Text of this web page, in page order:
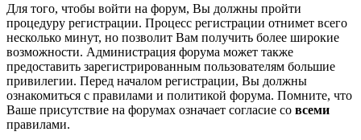
Для того, чтобы войти на форум, Вы должны пройти
процедуру регистрации. Процесс регистрации отнимет всего
несколько минут, но позволит Вам получить более широкие
возможности. Администрация форума может также
предоставить зарегистрированным пользователям большие
привилегии. Перед началом регистрации, Вы должны
ознакомиться с правилами и политикой форума. Помните, что
Ваше присутствие на форумах означает согласие со всеми
правилами.